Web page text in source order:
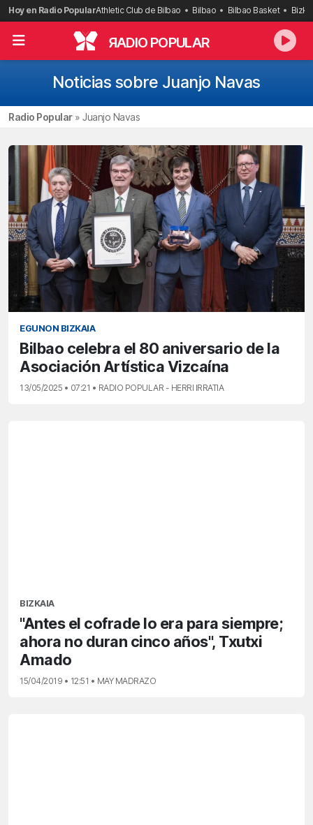
Saltar
al
contenido
Hoy en Radio PopularAthletic Club de Bilbao Bilbao Bilbao Basket
RADIO POPULAR
Noticias sobre Juanjo Navas
Radio Popular» Juanjo Navas
EGUNON BIZKAIA
Bilbao celebra el 80 aniversario de la
Asociación Artística Vizcaína
13/05/2025 • 07:21 • RADIO POPULAR - HERRI IRRATIA
BIZKAIA
"Antes el cofrade lo era para siempre;
ahora no duran cinco años", Txutxi
Amado
15/04/2019 • 12:51 • MAY MADRAZO